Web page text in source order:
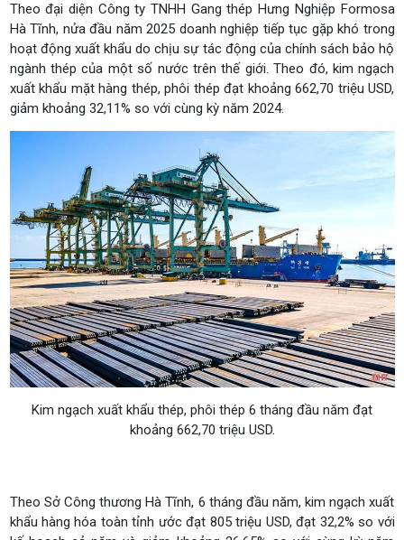
Theo đại diện Công ty TNHH Gang thép Hưng Nghiệp Formosa
Hà Tĩnh, nửa đầu năm 2025 doanh nghiệp tiếp tục gặp khó trong
hoạt động xuất khẩu do chịu sự tác động của chính sách bảo hộ
ngành thép của một số nước trên thế giới. Theo đó, kim ngạch
xuất khẩu mặt hàng thép, phôi thép đạt khoảng 662,70 triệu USD,
giảm khoảng 32,11% so với cùng kỳ năm 2024.
Kim ngạch xuất khẩu thép, phôi thép 6 tháng đầu năm đạt
khoảng 662,70 triệu USD.
Theo Sở Công thương Hà Tĩnh, 6 tháng đầu năm, kim ngạch xuất
khẩu hàng hóa toàn tỉnh ước đạt 805 triệu USD, đạt 32,2% so với